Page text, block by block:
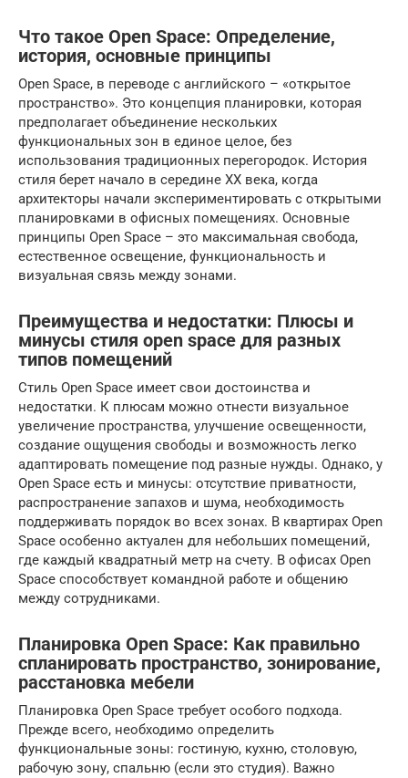
Что такое Open Space: Определение,
история, основные принципы
Open Space, в переводе с английского – «открытое
пространство». Это концепция планировки, которая
предполагает объединение нескольких
функциональных зон в единое целое, без
использования традиционных перегородок. История
стиля берет начало в середине XX века, когда
архитекторы начали экспериментировать с открытыми
планировками в офисных помещениях. Основные
принципы Open Space – это максимальная свобода,
естественное освещение, функциональность и
визуальная связь между зонами.
Преимущества и недостатки: Плюсы и
минусы стиля open space для разных
типов помещений
Стиль Open Space имеет свои достоинства и
недостатки. К плюсам можно отнести визуальное
увеличение пространства, улучшение освещенности,
создание ощущения свободы и возможность легко
адаптировать помещение под разные нужды. Однако, у
Open Space есть и минусы: отсутствие приватности,
распространение запахов и шума, необходимость
поддерживать порядок во всех зонах. В квартирах Open
Space особенно актуален для небольших помещений,
где каждый квадратный метр на счету. В офисах Open
Space способствует командной работе и общению
между сотрудниками.
Планировка Open Space: Как правильно
спланировать пространство, зонирование,
расстановка мебели
Планировка Open Space требует особого подхода.
Прежде всего, необходимо определить
функциональные зоны: гостиную, кухню, столовую,
рабочую зону, спальню (если это студия). Важно